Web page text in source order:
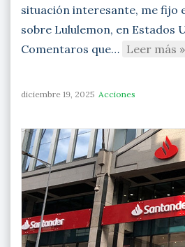
situación interesante, me fijo
sobre Lululemon, en Estados
Comentaros que… Leer más »
diciembre 19, 2025 Acciones